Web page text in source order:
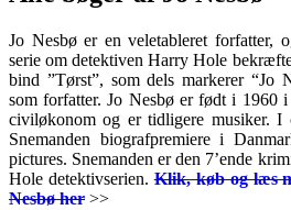
Jo Nesbø er en veletableret forfatter,
serie om detektiven Harry Hole
bind ”Tørst”, som dels markerer “Jo
som forfatter. Jo Nesbø er født i 1960
civiløkonom og er tidligere musiker. I
Snemanden biografpremiere i
pictures. Snemanden er den 7’ende
Hole detektivserien.Klik, køb og læs
Nesbø her >>